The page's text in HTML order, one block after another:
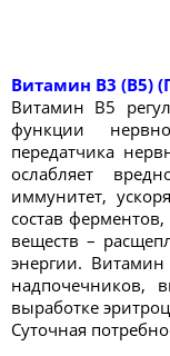
Витамин В3 (В5)
Витамин В5
функции
передатчика
ослабляет
иммунитет,
состав
веществ –
энергии.
надпочечников,
выработке
Суточная